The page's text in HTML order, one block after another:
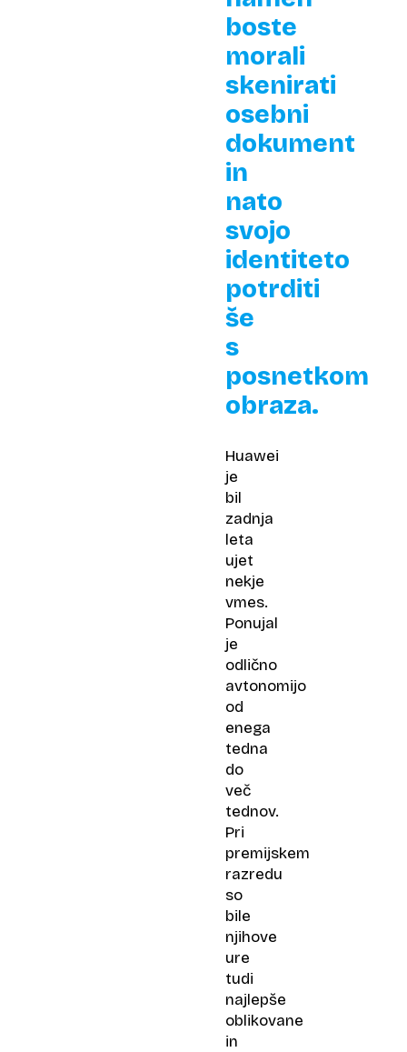
boste
morali
skenirati
osebni
dokument
in
nato
svojo
identiteto
potrditi
še
s
posnetkom
obraza.
Huawei
je
bil
zadnja
leta
ujet
nekje
vmes.
Ponujal
je
odlično
avtonomijo
od
enega
tedna
do
več
tednov.
Pri
premijskem
razredu
so
bile
njihove
ure
tudi
najlepše
oblikovane
in